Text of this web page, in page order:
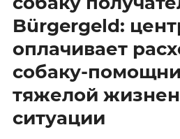
Bürgergeld:
оплачивает
собаку-
тяжелой
ситуации